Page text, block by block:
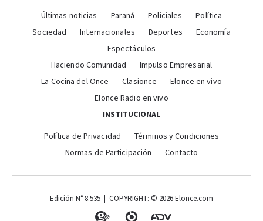
Últimas noticias Paraná Policiales
Política
Sociedad
Internacionales Deportes
Economía
Espectáculos
Haciendo Comunidad
Impulso Empresarial
La Cocina del Once
Clasionce
Elonce en vivo
Elonce Radio en vivo
INSTITUCIONAL
Política de Privacidad
Términos y Condiciones
Normas de Participación
Contacto
Edición N° 8.535 | COPYRIGHT: © 2026 Elonce.com